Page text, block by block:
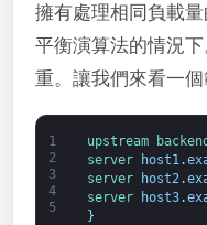
擁有處理相同負載
平衡演算法的情況
重。讓我們來看一個
1
2
3
4
5
upstream
server
host1.
server
host2.
server
host3.
}